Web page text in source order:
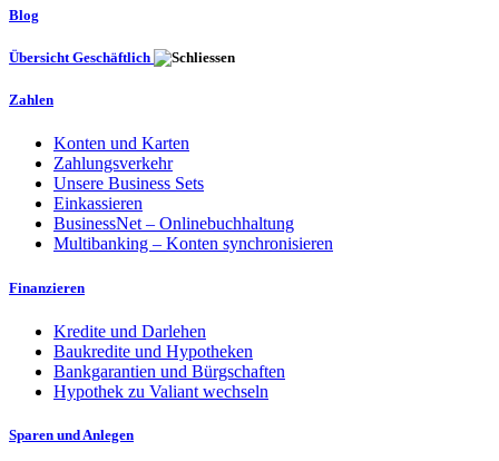
Blog
Übersicht Geschäftlich
Zahlen
Konten und Karten
Zahlungsverkehr
Unsere Business Sets
Einkassieren
BusinessNet – Onlinebuchhaltung
Multibanking – Konten synchronisieren
Finanzieren
Kredite und Darlehen
Baukredite und Hypotheken
Bankgarantien und Bürgschaften
Hypothek zu Valiant wechseln
Sparen und Anlegen